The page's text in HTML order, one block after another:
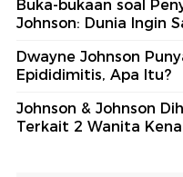
Buka-bukaan soal
Johnson: Dunia Ingin
Dwayne Johnson
Epididimitis, Apa Itu?
Johnson & Johnson
Terkait 2 Wanita